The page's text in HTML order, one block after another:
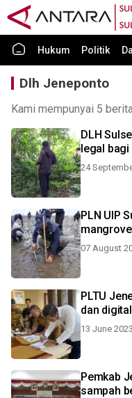
Hukum Politik
Dlh Jeneponto
Kami mempunyai 5
DLH
legal
24
PLN UIP
07 August
PLTU
dan
13 June
Pemkab
sampah